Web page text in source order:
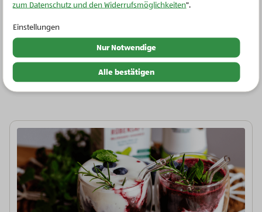
Bio-Obst & Gemüse
Bio-Mini Äpfel
zum Datenschutz und den Widerrufsmöglichkeiten".
Einstellungen
Nur Notwendige
Alle bestätigen